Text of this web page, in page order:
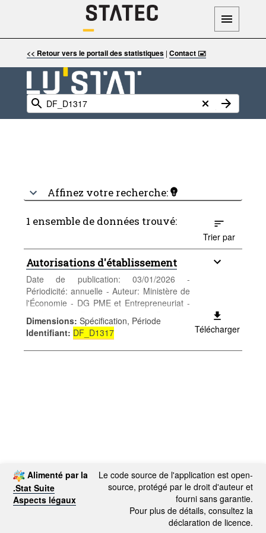
<< Retour vers le portail des statistiques| Contact 🖃
Affinez votre recherche:
1 ensemble de données trouvé:
Trier par
Autorisations d'établissement
Date de publication: 03/01/2026 -
Périodicité: annuelle - Auteur: Ministère de
l'Économie - DG PME et Entrepreneuriat -
Catégorie: Entreprises - Données
générales entreprises - Mots-clés:
Démographie ; entreprise(s) ;
autorisation(s) ; certificat(s) ; établissement
Dimensions: Spécification, Période
Identifiant: DF_D1317 Télécharger
Alimenté par la
.Stat Suite
Aspects légaux
Le code source de l'application est open-
source, protégé par le droit d'auteur et
fourni sans garantie.
Pour plus de détails, consultez la
déclaration de licence.